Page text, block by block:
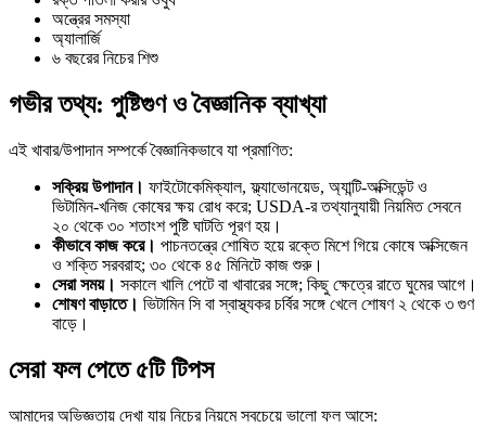
অন্ত্রের সমস্যা
অ্যালার্জি
৬ বছরের নিচের শিশু
গভীর তথ্য: পুষ্টিগুণ ও বৈজ্ঞানিক ব্যাখ্যা
এই খাবার/উপাদান সম্পর্কে বৈজ্ঞানিকভাবে যা প্রমাণিত:
সক্রিয় উপাদান। ফাইটোকেমিক্যাল, ফ্ল্যাভোনয়েড, অ্যান্টি-অক্সিডেন্ট ও
ভিটামিন-খনিজ কোষের ক্ষয় রোধ করে; USDA-র তথ্যানুযায়ী নিয়মিত সেবনে
২০ থেকে ৩০ শতাংশ পুষ্টি ঘাটতি পূরণ হয়।
কীভাবে কাজ করে। পাচনতন্ত্রে শোষিত হয়ে রক্তে মিশে গিয়ে কোষে অক্সিজেন
ও শক্তি সরবরাহ; ৩০ থেকে ৪৫ মিনিটে কাজ শুরু।
সেরা সময়। সকালে খালি পেটে বা খাবারের সঙ্গে; কিছু ক্ষেত্রে রাতে ঘুমের আগে।
শোষণ বাড়াতে। ভিটামিন সি বা স্বাস্থ্যকর চর্বির সঙ্গে খেলে শোষণ ২ থেকে ৩ গুণ
বাড়ে।
সেরা ফল পেতে ৫টি টিপস
আমাদের অভিজ্ঞতায় দেখা যায় নিচের নিয়মে সবচেয়ে ভালো ফল আসে: